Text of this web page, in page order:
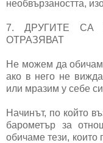
необвързаността,
7. ДРУГИТЕ СА
ОТРАЗЯВАТ
Не можем да
ако в него не
или мразим у себе
Начинът, по който
барометър за
обичаме тези, които